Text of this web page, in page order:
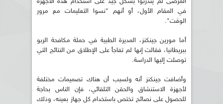
في المقام الأول، أو أنهم "نسوا التعليمات مع مرور
الوقت".
أما مورين جينكنز، المديرة الطبية في حملة مكافحة الربو
ببريطانيا، فقالت إنها لم تفاجأ على الإطلاق من النتائج التي
توصلت إليها الدراسة.
وأضافت جينكنز أنه ولسبب أن هناك تصميمات مختلفة
لأجهزة الاستنشاق والحقن التلقائي، فإن الناس بحاجة
للحصول على نصائح تختص باستخدام كل جهاز بعينه، وذلك